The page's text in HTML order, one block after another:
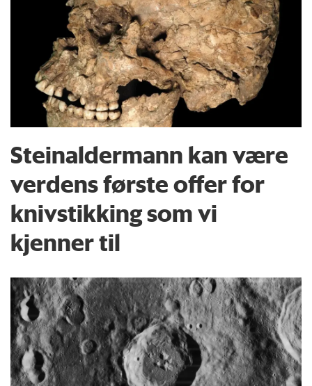
Steinaldermann kan være
verdens første offer for
knivstikking som vi
kjenner til